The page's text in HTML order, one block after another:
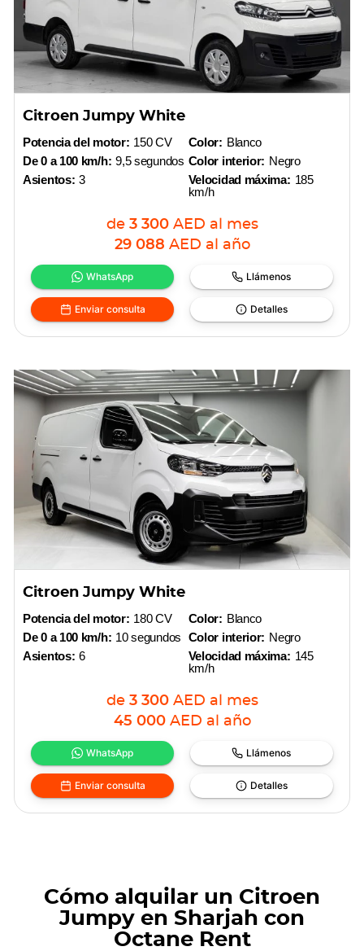
Citroen Jumpy White
Potencia del motor: 150 CV
De 0 a 100 km/h: 9,5 segundos
Asientos: 3
Color: Blanco
Color interior: Negro
Velocidad máxima: 185
km/h
de 3 300 AED al mes
29 088 AED al año
WhatsApp Llámenos
Enviar consulta Detalles
Citroen Jumpy White
Potencia del motor: 180 CV
De 0 a 100 km/h: 10 segundos
Asientos: 6
Color: Blanco
Color interior: Negro
Velocidad máxima: 145
km/h
de 3 300 AED al mes
45 000 AED al año
WhatsApp Llámenos
Enviar consulta Detalles
Cómo alquilar un Citroen
Jumpy en Sharjah con
Octane Rent